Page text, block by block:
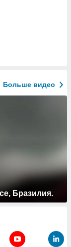
Больше видео
Бразилия.